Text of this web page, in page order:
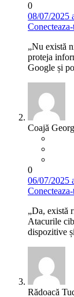
0
08/07/2025
„Nu există
proteja
Google și
Coajă
0
06/07/2025
„Da, există
Atacurile
dispozitive
Rădoacă